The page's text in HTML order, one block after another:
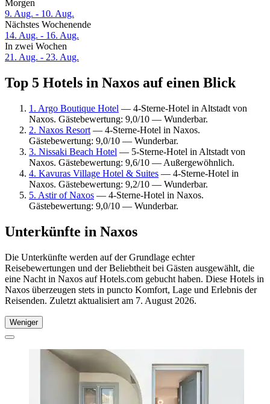
Morgen
9. Aug. - 10. Aug.
Nächstes Wochenende
14. Aug. - 16. Aug.
In zwei Wochen
21. Aug. - 23. Aug.
Top 5 Hotels in Naxos auf einen Blick
1. Argo Boutique Hotel — 4-Sterne-Hotel in Altstadt von
Naxos. Gästebewertung: 9,0/10 — Wunderbar.
2. Naxos Resort — 4-Sterne-Hotel in Naxos.
Gästebewertung: 9,0/10 — Wunderbar.
3. Nissaki Beach Hotel — 5-Sterne-Hotel in Altstadt von
Naxos. Gästebewertung: 9,6/10 — Außergewöhnlich.
4. Kavuras Village Hotel & Suites — 4-Sterne-Hotel in
Naxos. Gästebewertung: 9,2/10 — Wunderbar.
5. Astir of Naxos — 4-Sterne-Hotel in Naxos.
Gästebewertung: 9,0/10 — Wunderbar.
Unterkünfte in Naxos
Die Unterkünfte werden auf der Grundlage echter
Reisebewertungen und der Beliebtheit bei Gästen ausgewählt, die
eine Nacht in Naxos auf Hotels.com gebucht haben. Diese Hotels in
Naxos überzeugen stets in puncto Komfort, Lage und Erlebnis der
Reisenden. Zuletzt aktualisiert am 7. August 2026.
Weniger